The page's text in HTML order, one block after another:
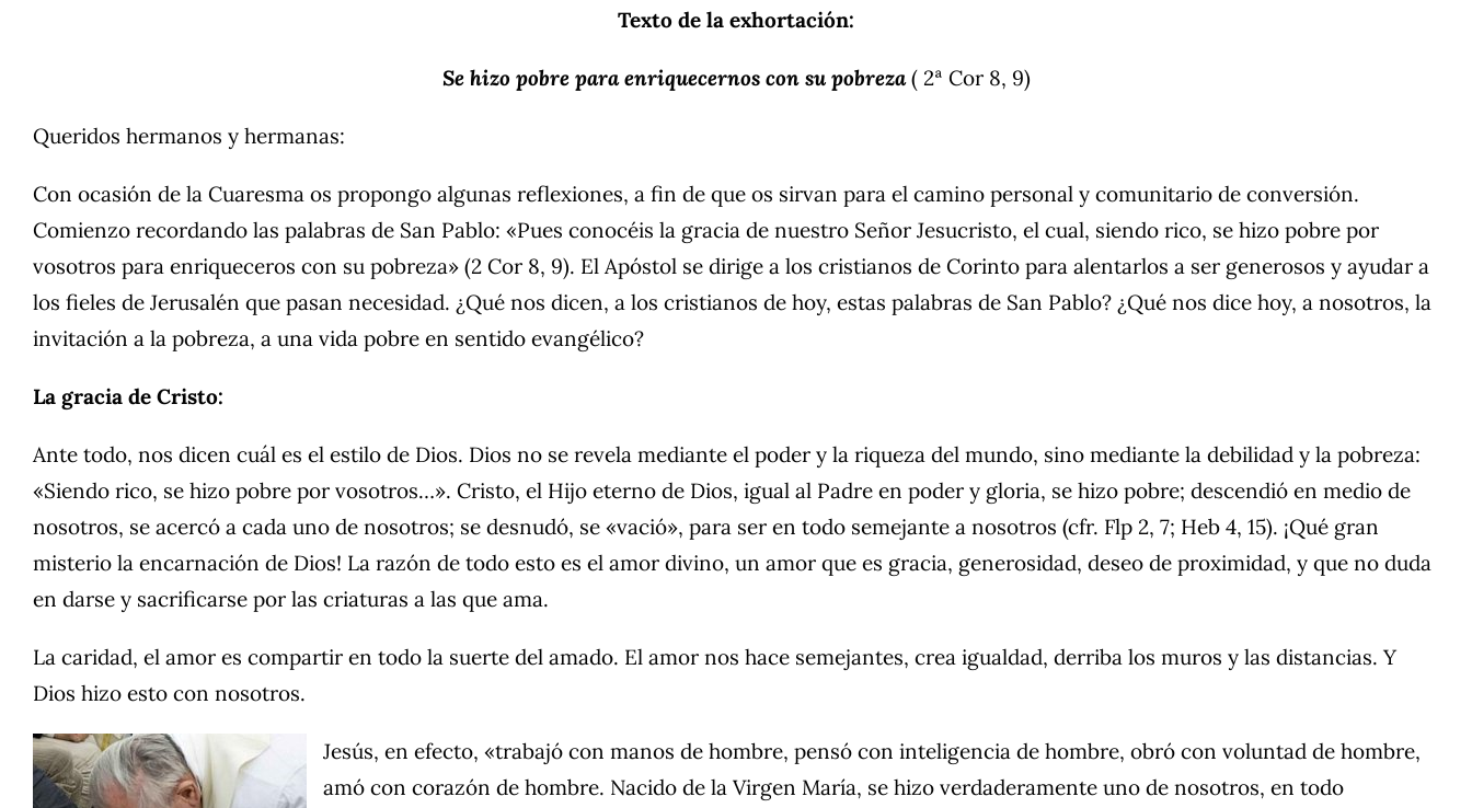
Texto de la exhortación:
Se hizo pobre para enriquecernos con su pobreza( 2ª Cor 8, 9)
Queridos hermanos y hermanas:
Con ocasión de la Cuaresma os propongo algunas reflexiones, a fin de que os sirvan para el camino personal y comunitario de conversión.
Comienzo recordando las palabras de San Pablo: «Pues conocéis la gracia de nuestro Señor Jesucristo, el cual, siendo rico, se hizo pobre por
vosotros para enriqueceros con su pobreza» (2 Cor 8, 9). El Apóstol se dirige a los cristianos de Corinto para alentarlos a ser generosos y ayudar a
los fieles de Jerusalén que pasan necesidad. ¿Qué nos dicen, a los cristianos de hoy, estas palabras de San Pablo? ¿Qué nos dice hoy, a nosotros, la
invitación a la pobreza, a una vida pobre en sentido evangélico?
La gracia de Cristo:
Ante todo, nos dicen cuál es el estilo de Dios. Dios no se revela mediante el poder y la riqueza del mundo, sino mediante la debilidad y la pobreza:
«Siendo rico, se hizo pobre por vosotros…». Cristo, el Hijo eterno de Dios, igual al Padre en poder y gloria, se hizo pobre; descendió en medio de
nosotros, se acercó a cada uno de nosotros; se desnudó, se «vació», para ser en todo semejante a nosotros (cfr. Flp 2, 7; Heb 4, 15). ¡Qué gran
misterio la encarnación de Dios! La razón de todo esto es el amor divino, un amor que es gracia, generosidad, deseo de proximidad, y que no duda
en darse y sacrificarse por las criaturas a las que ama.
La caridad, el amor es compartir en todo la suerte del amado. El amor nos hace semejantes, crea igualdad, derriba los muros y las distancias. Y
Dios hizo esto con nosotros.
Jesús, en efecto, «trabajó con manos de hombre, pensó con inteligencia de hombre, obró con voluntad de hombre,
amó con corazón de hombre. Nacido de la Virgen María, se hizo verdaderamente uno de nosotros, en todo